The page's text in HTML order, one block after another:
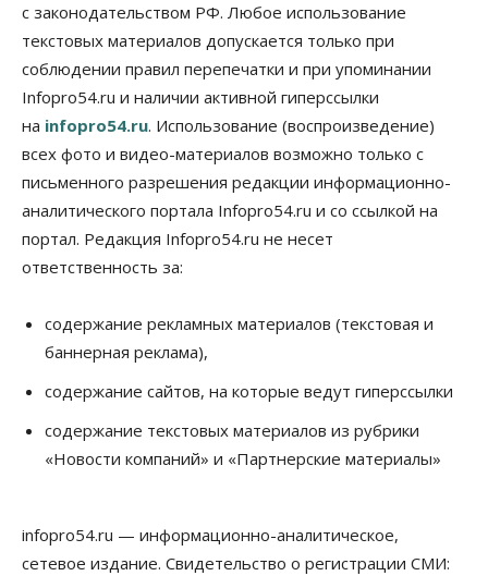
с законодательством РФ. Любое использование
текстовых материалов допускается только при
соблюдении правил перепечатки и при упоминании
Infopro54.ru и наличии активной гиперссылки
на infopro54.ru. Использование (воспроизведение)
всех фото и видео-материалов возможно только с
письменного разрешения редакции информационно-
аналитического портала Infopro54.ru и со ссылкой на
портал. Редакция Infopro54.ru не несет
ответственность за:
содержание рекламных материалов (текстовая и
баннерная реклама),
содержание сайтов, на которые ведут гиперссылки
содержание текстовых материалов из рубрики
«Новости компаний» и «Партнерские материалы»
infopro54.ru — информационно-аналитическое,
сетевое издание. Свидетельство о регистрации СМИ: